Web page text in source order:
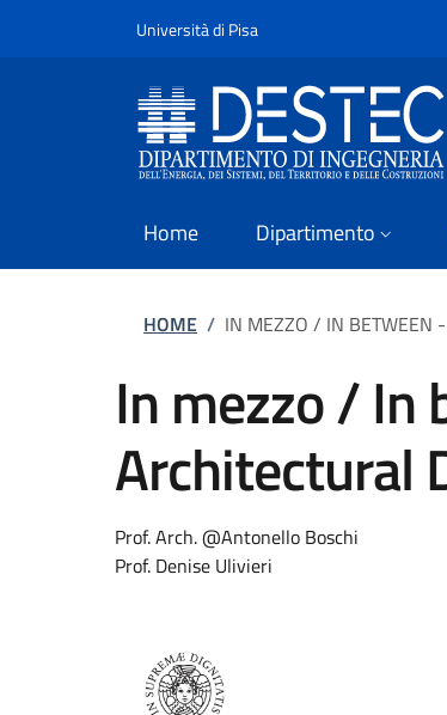
Università di PisaSlim
Home Dipartimento
Briciole di
HOME / IN MEZZO / IN BETWEEN -
In mezzo / In
Architectural
Prof. Arch. @Antonello Boschi
Prof. Denise Ulivieri